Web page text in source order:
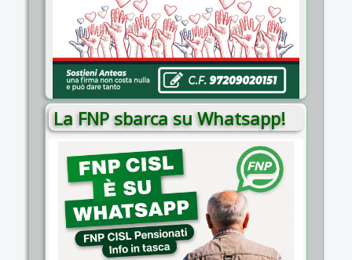
SOCIAL
La FNP sbarca su Whatsapp!